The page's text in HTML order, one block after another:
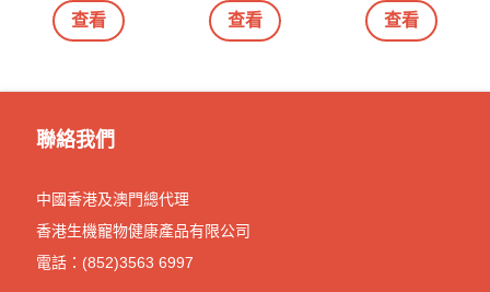
查看 查看 查看
聯絡我們
中國香港及澳門總代理
香港生機寵物健康產品有限公司
電話：(852)3563 6997